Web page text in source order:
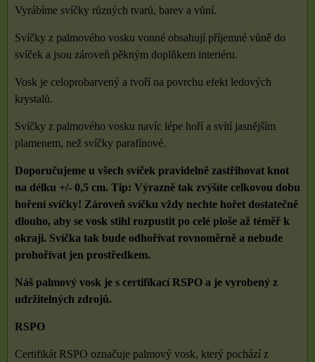
Vyrábíme svíčky různých tvarů, barev a vůní.
Svíčky z palmového vosku vonné obsahují příjemné vůně do
svíček a jsou zároveň pěkným doplňkem interiéru.
Vosk je celoprobarvený a tvoří na povrchu efekt ledových
krystalů.
Svíčky z palmového vosku navíc lépe hoří a svítí jasnějším
plamenem, než svíčky parafínové.
Doporučujeme u všech svíček pravidelně zastřihovat knot
na délku +/- 0,5 cm. Tip: Výrazně tak zvýšíte celkovou dobu
hoření svíčky! Zároveň svíčku vždy nechte hořet dostatečně
dlouho, aby se vosk stihl rozpustit po celé ploše až téměř k
okraji. Svíčka tak bude odhořívat rovnoměrně a nebude
prohořívat jen prostředkem.
Náš palmový vosk je s certifikací RSPO a je vyrobený z
udržitelných zdrojů.
RSPO
Certifikát RSPO označuje palmový vosk, který pochází z